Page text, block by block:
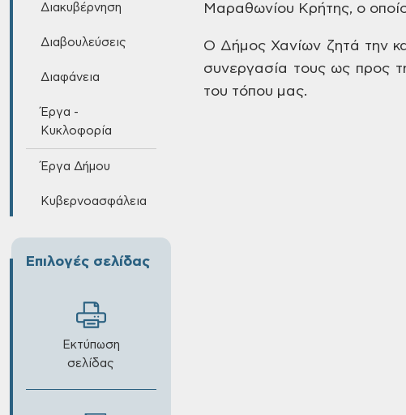
Διακυβέρνηση
Διαβουλεύσεις
Διαφάνεια
Έργα -
Κυκλοφορία
Έργα Δήμου
Κυβερνοασφάλεια
Επιλογές σελίδας
Εκτύπωση
σελίδας
Μαραθωνίου Κρήτης, ο
Ο Δήμος Χανίων ζητά την
συνεργασία τους ως προς
του τόπου μας.